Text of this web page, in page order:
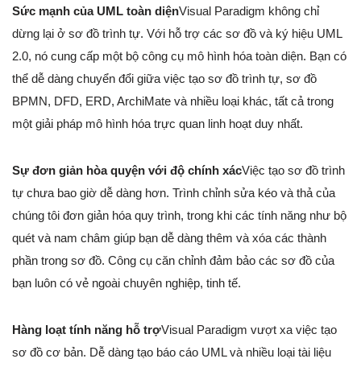
Sức mạnh của UML toàn diệnVisual Paradigm không chỉ
dừng lại ở sơ đồ trình tự. Với hỗ trợ các sơ đồ và ký hiệu UML
2.0, nó cung cấp một bộ công cụ mô hình hóa toàn diện. Bạn có
thể dễ dàng chuyển đổi giữa việc tạo sơ đồ trình tự, sơ đồ
BPMN, DFD, ERD, ArchiMate và nhiều loại khác, tất cả trong
một giải pháp mô hình hóa trực quan linh hoạt duy nhất.
Sự đơn giản hòa quyện với độ chính xácViệc tạo sơ đồ trình
tự chưa bao giờ dễ dàng hơn. Trình chỉnh sửa kéo và thả của
chúng tôi đơn giản hóa quy trình, trong khi các tính năng như bộ
quét và nam châm giúp bạn dễ dàng thêm và xóa các thành
phần trong sơ đồ. Công cụ căn chỉnh đảm bảo các sơ đồ của
bạn luôn có vẻ ngoài chuyên nghiệp, tinh tế.
Hàng loạt tính năng hỗ trợVisual Paradigm vượt xa việc tạo
sơ đồ cơ bản. Dễ dàng tạo báo cáo UML và nhiều loại tài liệu